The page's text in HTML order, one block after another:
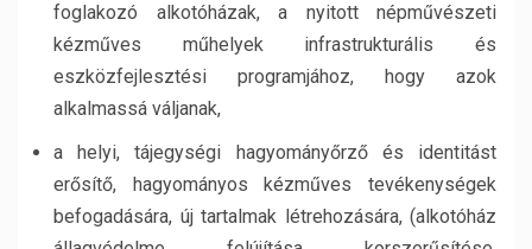
foglakozó alkotóházak, a nyitott népművészeti
kézműves műhelyek infrastrukturális és
eszközfejlesztési programjához, hogy azok
alkalmassá váljanak,
a helyi, tájegységi hagyományőrző és identitást
erősítő, hagyományos kézműves tevékenységek
befogadására, új tartalmak létrehozására, (alkotóház